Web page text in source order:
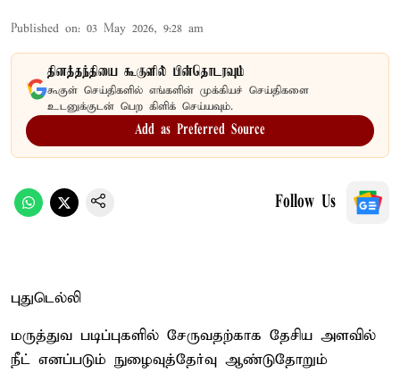
Published on: 03 May 2026, 9:28 am
தினத்தந்தியை கூகுளில் பின்தொடரவும்
கூகுள் செய்திகளில் எங்களின் முக்கியச் செய்திகளை
உடனுக்குடன் பெற கிளிக் செய்யவும்.
Add as Preferred Source
Follow Us
புதுடெல்லி
மருத்துவ படிப்புகளில் சேருவதற்காக தேசிய அளவில்
நீட் எனப்படும் நுழைவுத்தேர்வு ஆண்டுதோறும்